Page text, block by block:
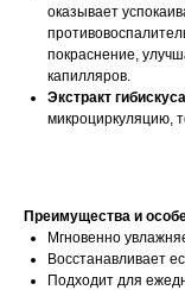
оказывает
покраснение,
капилляров.
Экстракт гибискуса
микроциркуляцию,
Преимущества и
Мгновенно
Восстанавливает
Подходит для